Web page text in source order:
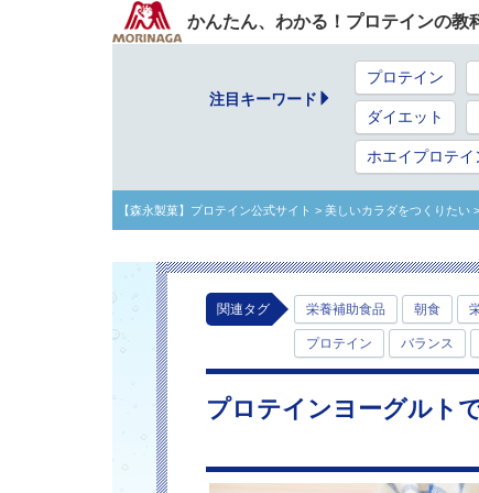
かんたん、わかる！プロテインの教
注目キーワード
プロテイン
ダイエット
ホエイプロテイ
【森永製菓】プロテイン公式サイト > 美しいカラダをつくりたい
関連タグ 栄養補助食品 朝食
プロテイン バランス
プロテインヨーグルト